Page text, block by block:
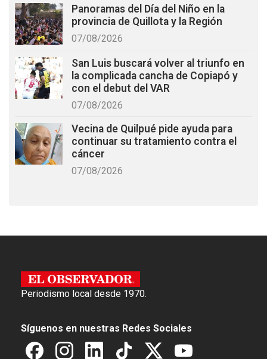
Panoramas del Día del Niño en la
provincia de Quillota y la Región
07/08/2026
San Luis buscará volver al triunfo en
la complicada cancha de Copiapó y
con el debut del VAR
07/08/2026
Vecina de Quilpué pide ayuda para
continuar su tratamiento contra el
cáncer
07/08/2026
Periodismo local desde 1970.
Síguenos en nuestras Redes Sociales